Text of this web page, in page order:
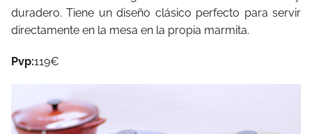
duradero. Tiene un diseño clásico perfecto para servir
directamente en la mesa en la propia marmita.
Pvp:119€